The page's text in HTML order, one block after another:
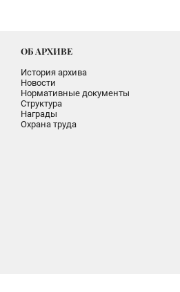
ОБ АРХИВЕ
История архива
Новости
Нормативные документы
Структура
Награды
Охрана труда